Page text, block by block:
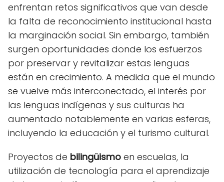
enfrentan retos significativos que van desde
la falta de reconocimiento institucional hasta
la marginación social. Sin embargo, también
surgen oportunidades donde los esfuerzos
por preservar y revitalizar estas lenguas
están en crecimiento. A medida que el mundo
se vuelve más interconectado, el interés por
las lenguas indígenas y sus culturas ha
aumentado notablemente en varias esferas,
incluyendo la educación y el turismo cultural.
Proyectos de bilingüismo en escuelas, la
utilización de tecnología para el aprendizaje